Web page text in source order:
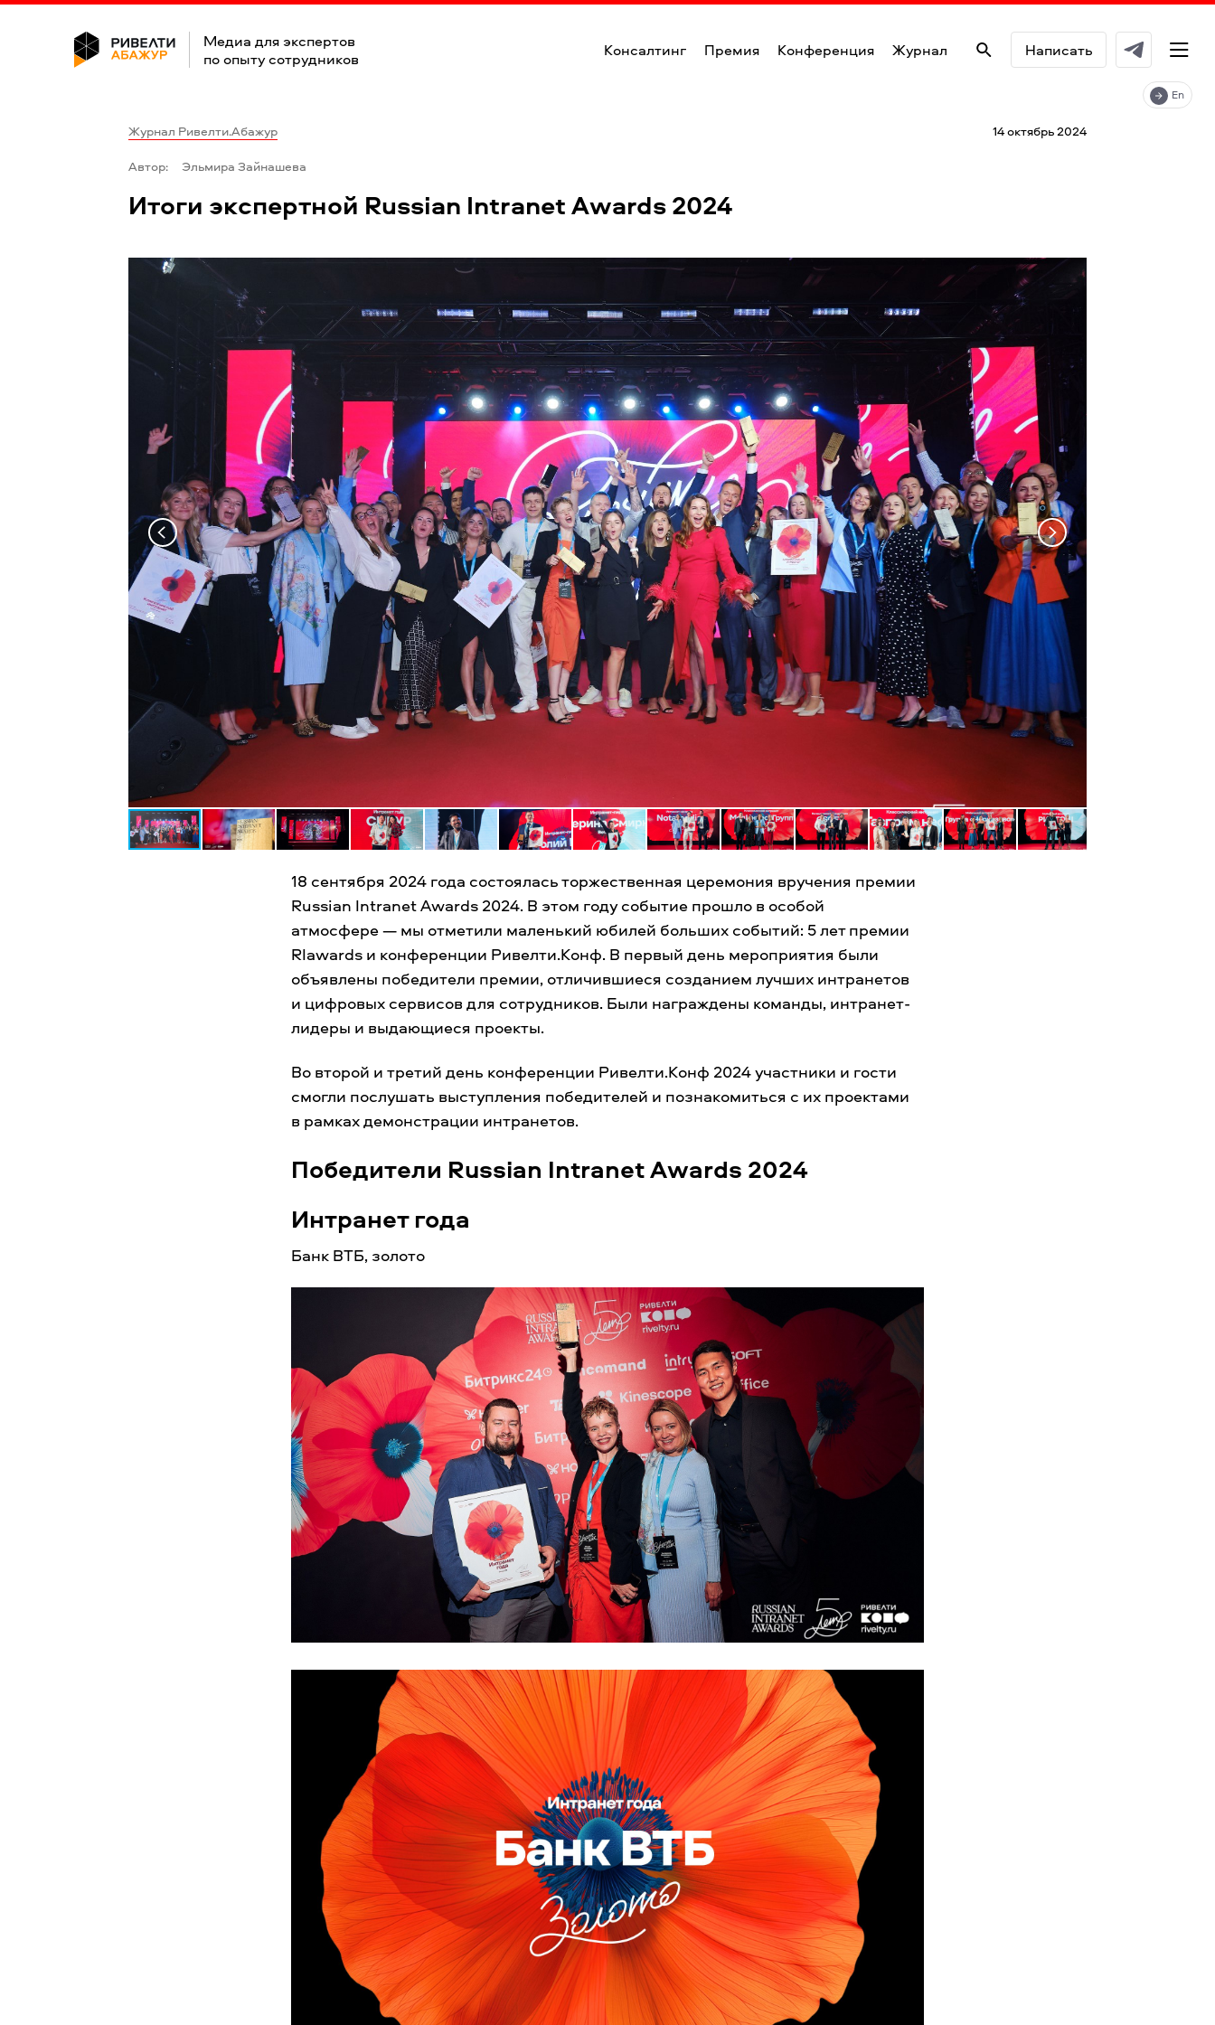
Медиа для экспертов
по опыту сотрудников
Написать
Консалтинг Премия Конференция Журнал
En
Журнал Ривелти.Абажур 14 октябрь 2024
Автор: Эльмира Зайнашева
Итоги экспертной Russian Intranet Awards 2024
18 сентября 2024 года состоялась торжественная церемония вручения премии
Russian Intranet Awards 2024. В этом году событие прошло в особой
атмосфере — мы отметили маленький юбилей больших событий: 5 лет премии
RIawards и конференции Ривелти.Конф. В первый день мероприятия были
объявлены победители премии, отличившиеся созданием лучших интранетов
и цифровых сервисов для сотрудников. Были награждены команды, интранет-
лидеры и выдающиеся проекты.
Во второй и третий день конференции Ривелти.Конф 2024 участники и гости
смогли послушать выступления победителей и познакомиться с их проектами
в рамках демонстрации интранетов.
Победители Russian Intranet Awards 2024
Интранет года
Банк ВТБ, золото